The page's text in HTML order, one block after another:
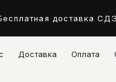
доставка
Доставка Оплата